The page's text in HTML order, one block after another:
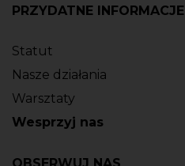
PRZYDATNE INFORMACJE
Statut
Nasze działania
Warsztaty
Wesprzyj nas
OBSERWUJ NAS